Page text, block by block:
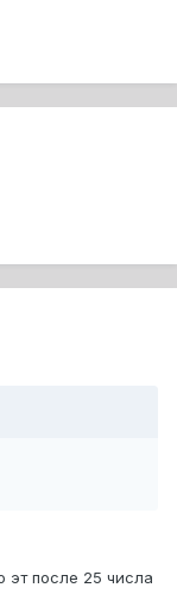
эт после 25 числа